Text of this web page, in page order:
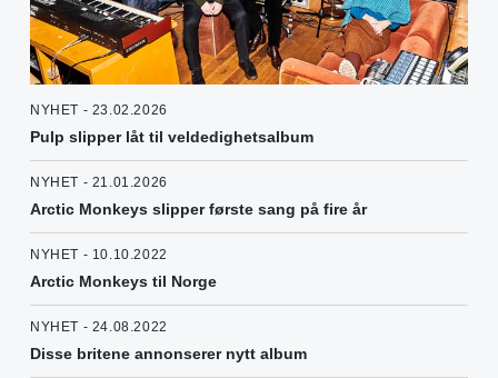
NYHET - 23.02.2026
Pulp slipper låt til veldedighetsalbum
NYHET - 21.01.2026
Arctic Monkeys slipper første sang på fire år
NYHET - 10.10.2022
Arctic Monkeys til Norge
NYHET - 24.08.2022
Disse britene annonserer nytt album